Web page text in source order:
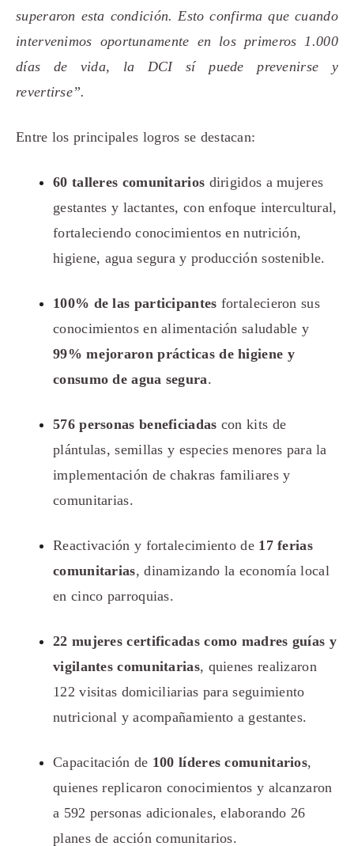
superaron esta condición. Esto confirma que cuando
intervenimos oportunamente en los primeros 1.000
días de vida, la DCI sí puede prevenirse y
revertirse”.
Entre los principales logros se destacan:
60 talleres comunitarios dirigidos a mujeres
gestantes y lactantes, con enfoque intercultural,
fortaleciendo conocimientos en nutrición,
higiene, agua segura y producción sostenible.
100% de las participantes fortalecieron sus
conocimientos en alimentación saludable y
99% mejoraron prácticas de higiene y
consumo de agua segura.
576 personas beneficiadas con kits de
plántulas, semillas y especies menores para la
implementación de chakras familiares y
comunitarias.
Reactivación y fortalecimiento de 17 ferias
comunitarias, dinamizando la economía local
en cinco parroquias.
22 mujeres certificadas como madres guías y
vigilantes comunitarias, quienes realizaron
122 visitas domiciliarias para seguimiento
nutricional y acompañamiento a gestantes.
Capacitación de 100 líderes comunitarios,
quienes replicaron conocimientos y alcanzaron
a 592 personas adicionales, elaborando 26
planes de acción comunitarios.